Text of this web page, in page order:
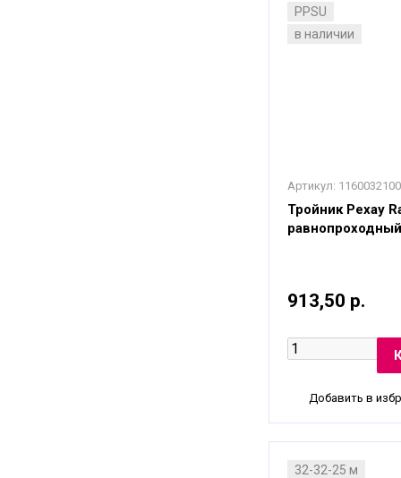
PPSU
в наличии
Артикул:
Тройник Рехау
913,50 р.
Добавить в
32-32-25 м